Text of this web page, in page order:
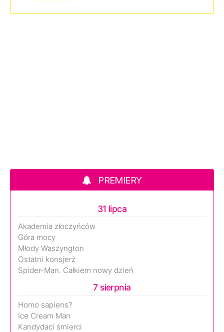
PREMIERY
31 lipca
Akademia złoczyńców
Góra mocy
Młody Waszyngton
Ostatni konsjerż
Spider-Man. Całkiem nowy dzień
7 sierpnia
Homo sapiens?
Ice Cream Man
Kandydaci śmierci